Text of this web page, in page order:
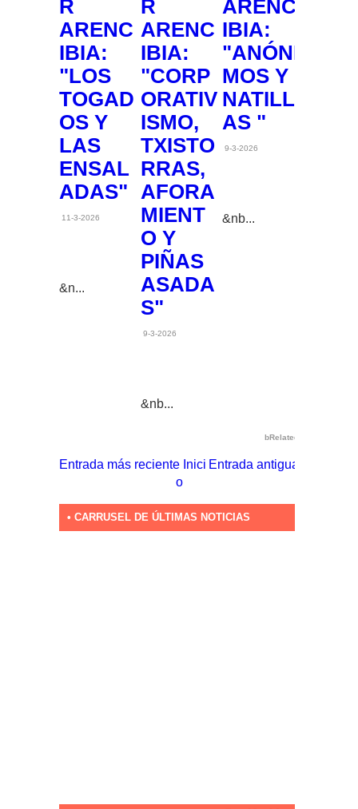
R
ARENC
IBIA:
"LOS
TOGAD
OS Y
LAS
ENSAL
ADAS"
11-3-2026
&n...
R
ARENC
IBIA:
"CORP
ORATIV
ISMO,
TXISTO
RRAS,
AFORA
MIENT
O Y
PIÑAS
ASADA
S"
9-3-2026
&nb...
ARENC
IBIA:
"ANÓNI
MOS Y
NATILL
AS "
9-3-2026
&nb...
bRelated
Entrada más reciente Entrada antigua
Inici
o
• CARRUSEL DE ÚLTIMAS NOTICIAS